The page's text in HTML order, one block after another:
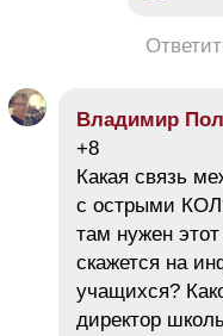
Владимир
+8
Какая связь
с острыми
там нужен
скажется на
учащихся?
директор